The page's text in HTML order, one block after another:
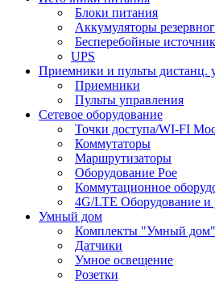
Блоки питания
Аккумуляторы
Бесперебойные
UPS
Приемники и пульты дистанц.
Приемники
Пульты управления
Сетевое оборудование
Точки доступа/WI-FI
Коммутаторы
Маршрутизаторы
Оборудование Poe
Коммутационное
4G/LTE Оборудование и
Умный дом
Комплекты "Умный дом"
Датчики
Умное освещение
Розетки